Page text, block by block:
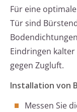
Für eine
Tür sind
Eindringen
gegen Zugluft.
Installation von
Messen Sie